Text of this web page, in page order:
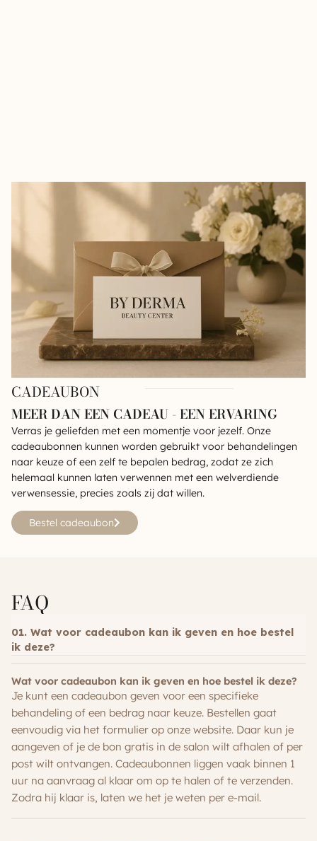
CADEAUBON
MEER DAN EEN CADEAU - EEN ERVARING
Verras je geliefden met een momentje voor jezelf. Onze
cadeaubonnen kunnen worden gebruikt voor behandelingen
naar keuze of een zelf te bepalen bedrag, zodat ze zich
helemaal kunnen laten verwennen met een welverdiende
verwensessie, precies zoals zij dat willen.
Bestel cadeaubon
FAQ
01. Wat voor cadeaubon kan ik geven en hoe bestel
ik deze?
Wat voor cadeaubon kan ik geven en hoe bestel ik deze?
Je kunt een cadeaubon geven voor een specifieke
behandeling of een bedrag naar keuze. Bestellen gaat
eenvoudig via het formulier op onze website. Daar kun je
aangeven of je de bon gratis in de salon wilt afhalen of per
post wilt ontvangen. Cadeaubonnen liggen vaak binnen 1
uur na aanvraag al klaar om op te halen of te verzenden.
Zodra hij klaar is, laten we het je weten per e-mail.